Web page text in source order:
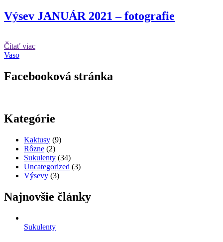
Výsev JANUÁR 2021 – fotografie
Čítať viac
Vaso
Facebooková stránka
Kategórie
Kaktusy (9)
Rôzne (2)
Sukulenty (34)
Uncategorized (3)
Výsevy (3)
Najnovšie články
Sukulenty